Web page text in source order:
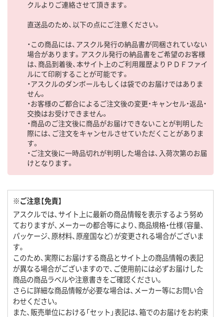
クルよりご連絡させて頂きます。
直送品のため、以下の点にご注意ください。
・この商品には、アスクル発行の納品書が同梱されていない
場合があります。アスクル発行の納品書をご希望のお客様
は、商品到着後、本サイト上のご利用履歴よりＰＤＦファイ
ルにて印刷することが可能です。
・アスクルのダンボールもしくは袋でのお届けではありま
せん。
・お客様のご都合によるご注文後の変更・キャンセル・返品・
交換はお受けできません。
・商品のご注文後に商品がお届けできないことが判明した
際には、ご注文をキャンセルさせていただくことがありま
す。
・ご注文後に一時品切れが判明した場合は、入荷次第のお届
けとなります。
※ご注意【免責】
アスクルでは、サイト上に最新の商品情報を表示するよう努め
ておりますが、メーカーの都合等により、商品規格・仕様（容量、
パッケージ、原材料、原産国など）が変更される場合がございま
す。
このため、実際にお届けする商品とサイト上の商品情報の表記
が異なる場合がございますので、ご使用前には必ずお届けした
商品の商品ラベルや注意書きをご確認ください。
さらに詳細な商品情報が必要な場合は、メーカー等にお問い合
わせください。
また、販売単位における「セット」表記は、箱でのお届けをお約束